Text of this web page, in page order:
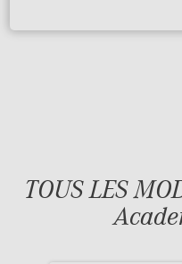
TOUS LES